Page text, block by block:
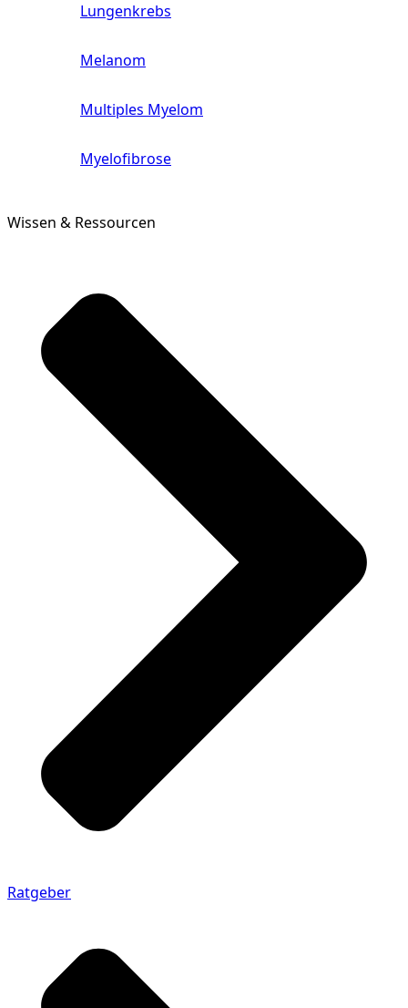
Lungenkrebs
Melanom
Multiples Myelom
Myelofibrose
Wissen & Ressourcen
Ratgeber